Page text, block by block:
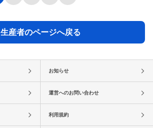
生産者のページへ戻る
お知らせ
運営へのお問い合わせ
利用規約